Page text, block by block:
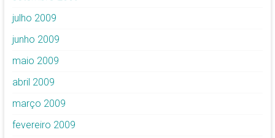
julho 2009
junho 2009
maio 2009
abril 2009
março 2009
fevereiro 2009